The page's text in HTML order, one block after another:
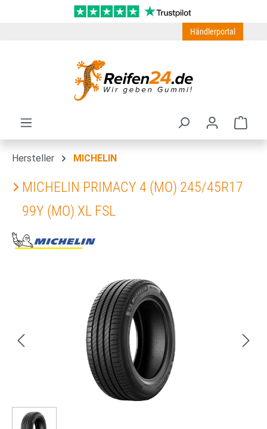
Zum Hauptinhalt springen
Händlerportal
Hersteller MICHELIN
MICHELIN PRIMACY 4 (MO) 245/45R17
99Y (MO) XL FSL
Bildergalerie überspringen